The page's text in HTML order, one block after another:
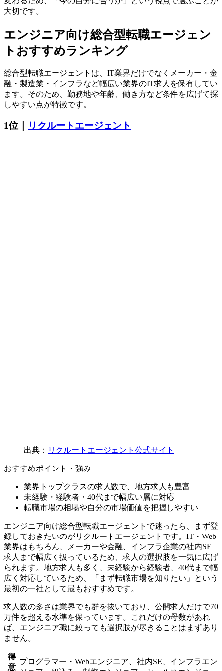
大切です。
エンジニア向け総合型転職エージェン
トおすすめランキング
総合型転職エージェントは、IT業界だけでなくメーカー・金
融・製造業・インフラなど幅広い業界のIT求人を保有してい
ます。そのため、勤務地や年齢、働き方など条件を広げて探
しやすい点が特徴です。
1位｜ リクルートエージェント
出典： リクルートエージェント公式サイト
おすすめポイント・強み
業界トップクラスの求人数で、地方求人も豊富
未経験・経験者・40代まで幅広い層に対応
転職市場の相場や自分の市場価値を把握しやすい
エンジニア向け総合型転職エージェントで迷ったら、まず登
録しておきたいのがリクルートエージェントです。IT・Web
業界はもちろん、メーカーや金融、インフラ企業の社内SE
求人まで幅広く扱っているため、求人の選択肢を一気に広げ
られます。地方求人も多く、未経験から経験者、40代まで幅
広く対応しているため、「まず転職市場を知りたい」という
最初の一社として最もおすすめです。
求人数の多さは業界でも群を抜いており、公開求人だけで70
万件を超える水準を保っています。これだけの母数があれ
ば、エンジニア職に絞っても選択肢が尽きることはまずあり
ません。
得
意
プログラマー・Webエンジニア、社内SE、インフラエン